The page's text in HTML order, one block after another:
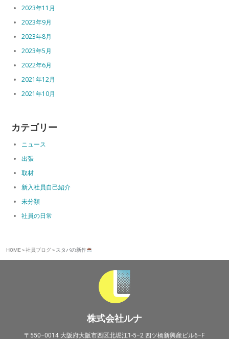
2023年11月
2023年9月
2023年8月
2023年5月
2022年6月
2021年12月
2021年10月
カテゴリー
ニュース
出張
取材
新入社員自己紹介
未分類
社員の日常
HOME>社員ブログ> スタバの新作
株式会社ルナ
〒550−0014 大阪府大阪市西区北堀江1-5−2 四ツ橋新興産ビル6−F